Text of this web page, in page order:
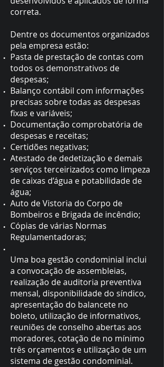
correta.
Dentre os documentos organizados
pela empresa estão:
Pasta de prestação de contas com
todos os demonstrativos de
despesas;
Balanço contábil com informações
precisas sobre todas as despesas
fixas e variáveis;
Documentação comprobatória de
despesas e receitas;
Certidões negativas;
Atestado de dedetização e demais
serviços terceirizados como limpeza
de caixas d’água e potabilidade de
água;
Auto de Vistoria do Corpo de
Bombeiros e Brigada de incêndio;
Cópias de várias Normas
Regulamentadoras;
Uma boa gestão condominial inclui
a convocação de assembleias,
realização de auditoria preventiva
mensal, disponibilidade do síndico,
apresentação do balancete no
boleto, utilização de informativos,
reuniões de conselho abertas aos
moradores, cotação de no mínimo
três orçamentos e utilização de um
sistema de gestão condominial.